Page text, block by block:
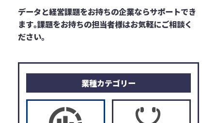
データと経営課題をお持ちの企業ならサポートでき
ます｡課題をお持ちの担当者様はお気軽にご相談く
ださい｡
業種カテゴリー